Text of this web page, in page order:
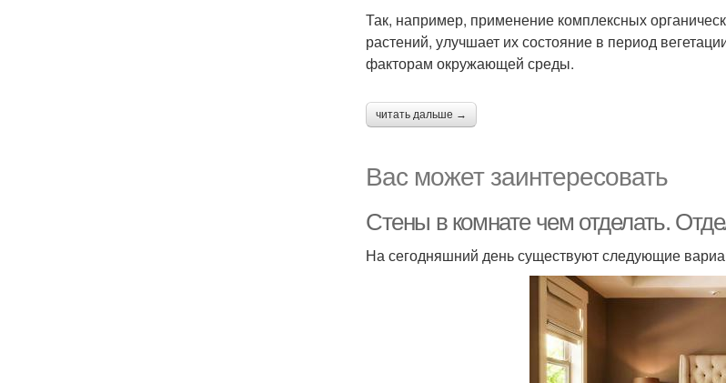
Так, например, применение комплексных
растений, улучшает их состояние в период
факторам окружающей среды.
читать дальше →
Вас может заинтересовать
Стены в комнате чем отделать.
На сегодняшний день существуют следующие